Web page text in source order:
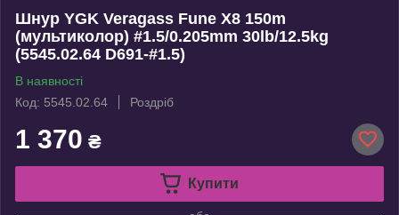
Шнур YGK Veragass Fune X8 150m
(мультиколор) #1.5/0.205mm 30lb/12.5kg
(5545.02.64 D691-#1.5)
В наявності
Код: 5545.02.64
Роздріб
1 370 ₴
Купити